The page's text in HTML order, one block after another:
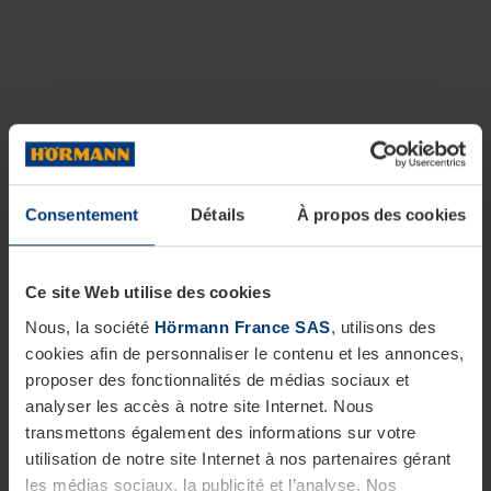
Consentement Détails À propos des cookies
Ce site Web utilise des cookies
Nous, la société Hörmann France SAS, utilisons des
cookies afin de personnaliser le contenu et les annonces,
proposer des fonctionnalités de médias sociaux et
analyser les accès à notre site Internet. Nous
transmettons également des informations sur votre
utilisation de notre site Internet à nos partenaires gérant
les médias sociaux, la publicité et l’analyse. Nos